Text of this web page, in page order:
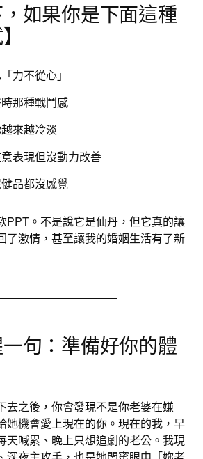
，如果你是下面這種
力不從心」
那種戰鬥感
來越冷淡
表現但沒動力改善
品都沒感覺
PPT。不是說它是仙丹，但它真的讓
了激情，甚至讓我的婚姻生活有了新
一句：準備好你的體
去之後，你會發現不是你老婆在嫌
她機會愛上現在的你。現在的我，早
天喊累、晚上只想追劇的老公。我現